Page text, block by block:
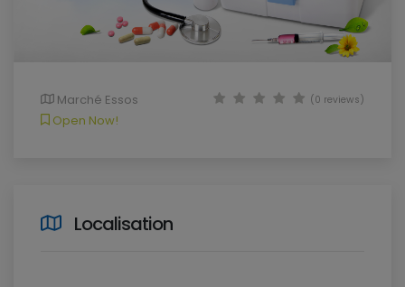
Marché Essos (0 reviews)
Open Now!
Localisation